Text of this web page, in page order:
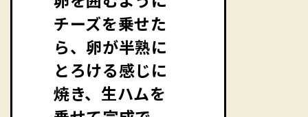
チーズを乗せた
ら、卵が半熟に
とろける感じに
焼き、生ハムを